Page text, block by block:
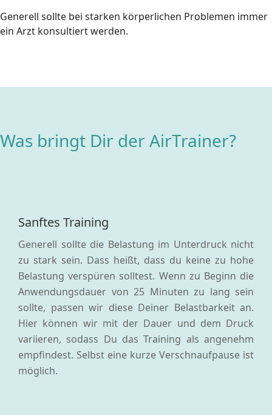
Generell sollte bei starken körperlichen Problemen immer
ein Arzt konsultiert werden.
Was bringt Dir der AirTrainer?
Sanftes Training
Generell sollte die Belastung im Unterdruck nicht
zu stark sein. Dass heißt, dass du keine zu hohe
Belastung verspüren solltest. Wenn zu Beginn die
Anwendungsdauer von 25 Minuten zu lang sein
sollte, passen wir diese Deiner Belastbarkeit an.
Hier können wir mit der Dauer und dem Druck
variieren, sodass Du das Training als angenehm
empfindest. Selbst eine kurze Verschnaufpause ist
möglich.